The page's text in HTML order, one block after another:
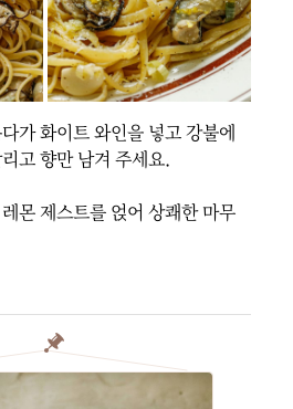
가 화이트 와인을 넣고 강불에
고 향만 남겨 주세요.
몬 제스트를 얹어 상쾌한 마무